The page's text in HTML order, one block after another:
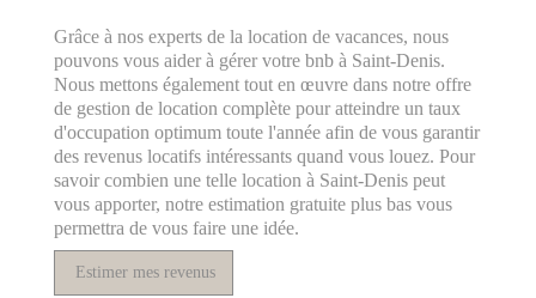
Grâce à nos experts de la location de vacances, nous
pouvons vous aider à gérer votre bnb à Saint-Denis.
Nous mettons également tout en œuvre dans notre offre
de gestion de location complète pour atteindre un taux
d'occupation optimum toute l'année afin de vous garantir
des revenus locatifs intéressants quand vous louez. Pour
savoir combien une telle location à Saint-Denis peut
vous apporter, notre estimation gratuite plus bas vous
permettra de vous faire une idée.
Estimer mes revenus